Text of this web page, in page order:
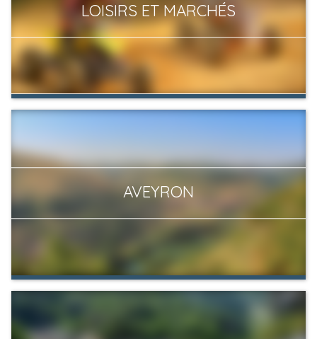
LOISIRS ET MARCHÉS
AVEYRON